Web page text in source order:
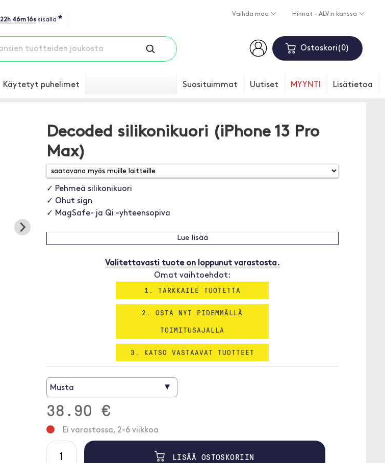
22h 46m 16s sisällä *
Vaihda maa Hinnat - ALV:n kanssa
Ostoskori 0
Käytetyt puhelimet Suosituimmat Uutiset MYYNTI Lisätietoa
Decoded silikonikuori (iPhone 13 Pro
Max)
✓ Pehmeä silikonikuori
✓ Ohut sign
✓ MagSafe- ja Qi -yhteensopiva
Lue lisää
Valitettavasti tuote on loppunut varastosta.
Omat vaihtoehdot:
1. TARKKAILE TUOTETTA
2. OSTA NYT PIDEMMÄLLÄ
TOIMITUSAJALLA
3. KATSO VASTAAVAT TUOTTEET
Musta ▾
38.90 €
Ei varastossa, 2-6 viikkoa
LISÄÄ OSTOSKORIIN